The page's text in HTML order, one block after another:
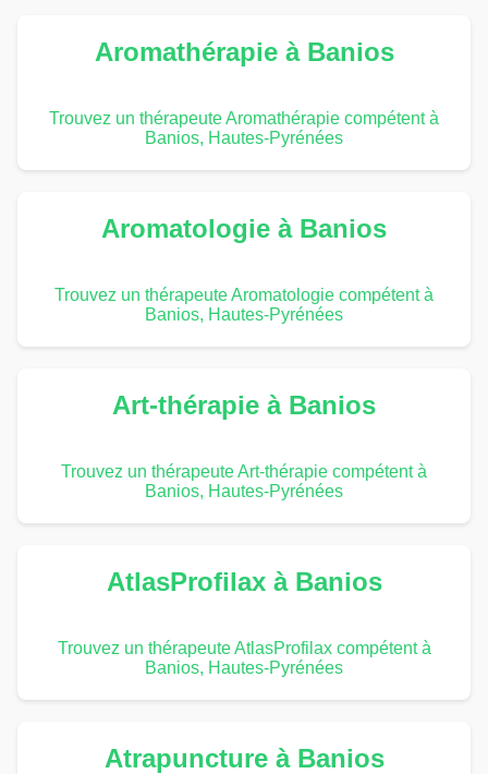
Aromathérapie à Banios
Trouvez un thérapeute Aromathérapie compétent à
Banios, Hautes-Pyrénées
Aromatologie à Banios
Trouvez un thérapeute Aromatologie compétent à
Banios, Hautes-Pyrénées
Art-thérapie à Banios
Trouvez un thérapeute Art-thérapie compétent à
Banios, Hautes-Pyrénées
AtlasProfilax à Banios
Trouvez un thérapeute AtlasProfilax compétent à
Banios, Hautes-Pyrénées
Atrapuncture à Banios